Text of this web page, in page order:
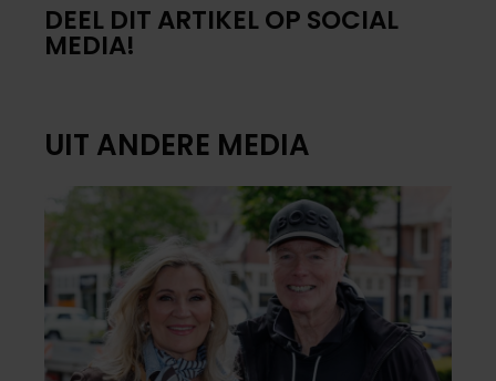
DEEL DIT ARTIKEL OP SOCIAL
MEDIA!
UIT ANDERE MEDIA